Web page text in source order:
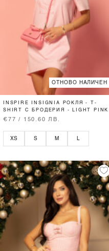
ОТНОВО НАЛИЧЕН
INSPIRE INSIGNIA РОКЛЯ - T-
SHIRT С БРОДЕРИЯ - LIGHT PINK
€77 / 150.60 ЛВ.
XS S M